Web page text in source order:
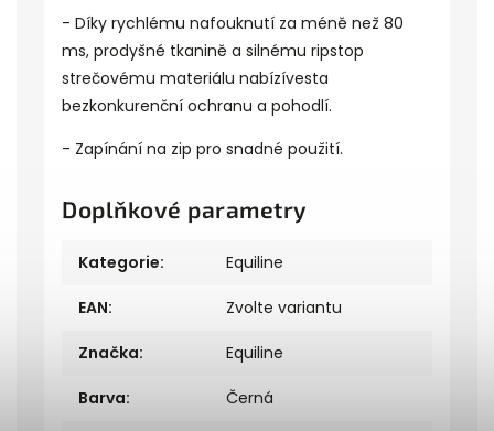
- Díky rychlému nafouknutí za méně než 80
ms, prodyšné tkanině a silnému ripstop
strečovému materiálu nabízívesta
bezkonkurenční ochranu a pohodlí.
- Zapínání na zip pro snadné použití.
Doplňkové parametry
Kategorie: Equiline
EAN: Zvolte variantu
Značka: Equiline
Barva: Černá